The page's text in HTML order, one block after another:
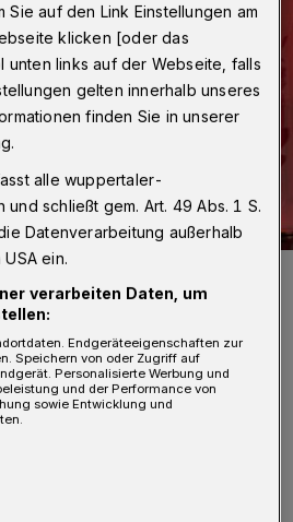
Feste die besten Gäste:
Sie auf den Link Einstellungen am
klicken [oder das
unten links auf der Webseite, falls
gelten innerhalb unseres
finden Sie in unserer
alle wuppertaler-
schließt gem. Art. 49 Abs. 1 S.
Datenverarbeitung außerhalb
ein.
verarbeiten Daten, um
Endgeräteeigenschaften zur
Speichern von oder Zugriff auf
Personalisierte Werbung und
und der Performance von
sowie Entwicklung und